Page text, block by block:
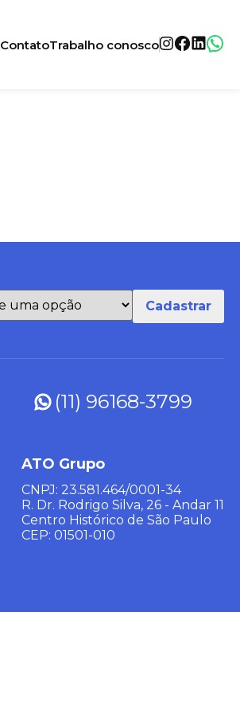
ContatoTrabalho conosco
(11) 96168-3799
ATO Grupo
CNPJ: 23.581.464/0001-34
R. Dr. Rodrigo Silva, 26 - Andar 11
Centro Histórico de São Paulo
CEP: 01501-010